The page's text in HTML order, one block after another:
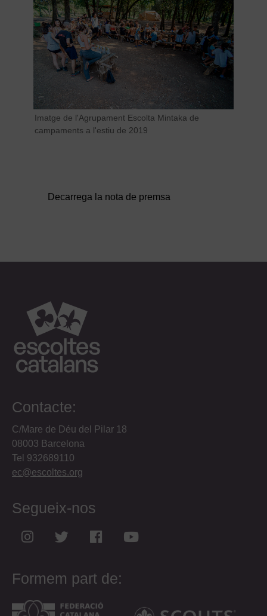
Imatge de l'Agrupament Escolta Mintaka de
campaments a l'estiu de 2019
Decarrega la nota de premsa
Contacte:
C/Mare de Déu del Pilar 18
08003 Barcelona
Tel 932689110
ec@escoltes.org
Segueix-nos
Formem part de: